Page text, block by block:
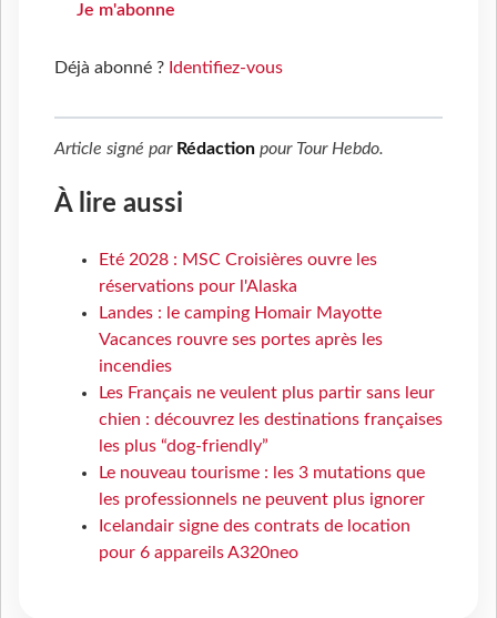
Je m'abonne
Déjà abonné ? Identifiez-vous
Article signé par Rédaction pour Tour Hebdo.
À lire aussi
Eté 2028 : MSC Croisières ouvre les
réservations pour l'Alaska
Landes : le camping Homair Mayotte
Vacances rouvre ses portes après les
incendies
Les Français ne veulent plus partir sans leur
chien : découvrez les destinations françaises
les plus “dog-friendly”
Le nouveau tourisme : les 3 mutations que
les professionnels ne peuvent plus ignorer
Icelandair signe des contrats de location
pour 6 appareils A320neo